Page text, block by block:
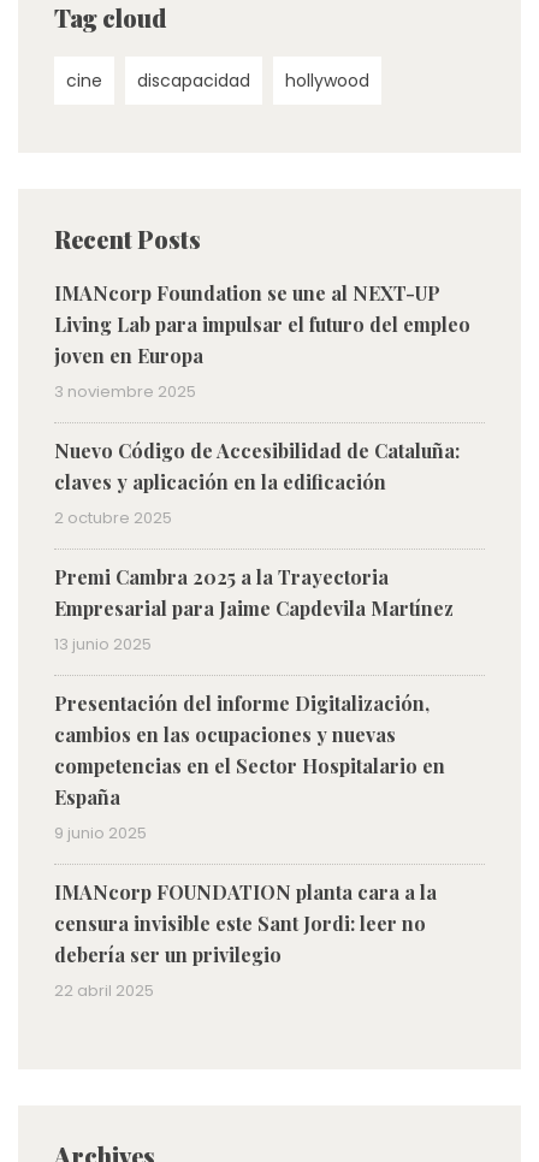
Tag cloud
cine discapacidad hollywood
Recent Posts
IMANcorp Foundation se une al NEXT-UP
Living Lab para impulsar el futuro del empleo
joven en Europa
3 noviembre 2025
Nuevo Código de Accesibilidad de Cataluña:
claves y aplicación en la edificación
2 octubre 2025
Premi Cambra 2025 a la Trayectoria
Empresarial para Jaime Capdevila Martínez
13 junio 2025
Presentación del informe Digitalización,
cambios en las ocupaciones y nuevas
competencias en el Sector Hospitalario en
España
9 junio 2025
IMANcorp FOUNDATION planta cara a la
censura invisible este Sant Jordi: leer no
debería ser un privilegio
22 abril 2025